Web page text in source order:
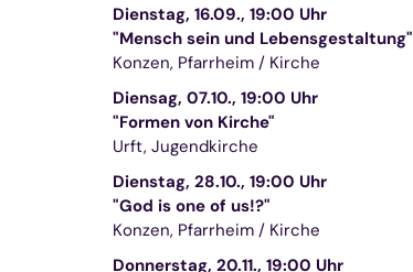
Dienstag, 16.09., 19:00 Uhr
"Mensch sein und Lebensgestaltung"
Konzen, Pfarrheim / Kirche
Diensag, 07.10., 19:00 Uhr
"Formen von Kirche"
Urft, Jugendkirche
Dienstag, 28.10., 19:00 Uhr
"God is one of us!?"
Konzen, Pfarrheim / Kirche
Donnerstag, 20.11., 19:00 Uhr